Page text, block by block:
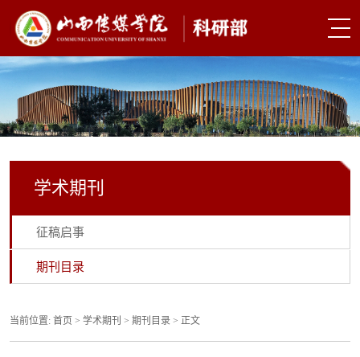
学术期刊
征稿启事
期刊目录
当前位置: 首页 > 学术期刊 > 期刊目录 > 正文